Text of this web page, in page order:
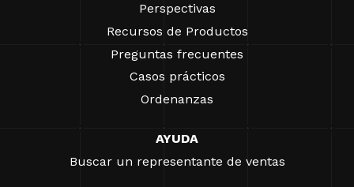
Perspectivas
Recursos de Productos
Preguntas frecuentes
Casos prácticos
Ordenanzas
AYUDA
Buscar un representante de ventas